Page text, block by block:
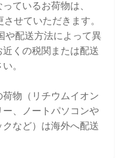
ているお荷物は、
せていただきます。
配送方法によって異
くの税関または配送
。
物（リチウムイオン
、ノートパソコンや
など）は海外へ配送